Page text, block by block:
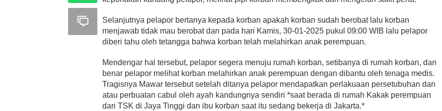
Selanjutnya pelapor bertanya kepada korban apakah korban sudah berobat lalu korban
menjawab tidak mau berobat dan pada hari Kamis, 30-01-2025 pukul 09:00 WIB lalu pelapor
diberi tahu oleh tetangga bahwa korban telah melahirkan anak perempuan.
Mendengar hal tersebut, pelapor segera menuju rumah korban, setibanya di rumah korban, dan
benar pelapor melihat korban melahirkan anak perempuan dengan dibantu oleh tenaga medis.
Tragisnya Mawar tersebut setelah ditanya pelapor mendapatkan perlakuaan persetubuhan dan
atau perbuatan cabul oleh ayah kandungnya sendiri *saat berada di rumah Kakak perempuan
dari TSK di Jaya Tinggi dan ibu korban saat itu sedang bekerja di Jakarta.*